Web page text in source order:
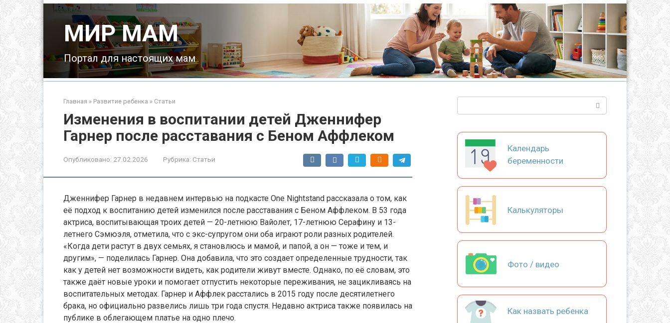
МИР МАМ
Портал для настоящих мам
Главная » Развитие ребенка » Статьи
Изменения в воспитании детей Дженнифер
Гарнер после расставания с Беном Аффлеком
Опубликовано: 27.02.2026 Рубрика: Статьи
Дженнифер Гарнер в недавнем интервью на подкасте One Nightstand рассказала о том, как
её подход к воспитанию детей изменился после расставания с Беном Аффлеком. В 53 года
актриса, воспитывающая троих детей — 20-летнюю Вайолет, 17-летнюю Серафину и 13-
летнего Сэмюэля, отметила, что с экс-супругом они оба играют роли разных родителей.
«Когда дети растут в двух семьях, я становлюсь и мамой, и папой, а он — тоже и тем, и
другим», — поделилась Гарнер. Она добавила, что это создает определенные трудности, так
как у детей нет возможности видеть, как родители живут вместе. Однако, по её словам, это
также даёт новые уроки и помогает отпустить некоторые переживания, не зацикливаясь на
воспитательных методах. Гарнер и Аффлек расстались в 2015 году после десятилетнего
брака, но официально развелись лишь три года спустя. Недавно актриса также появилась на
публике в облегающем платье на одно плечо.
Календарь
беременности
Калькуляторы
Фото / видео
Как назвать ребенка